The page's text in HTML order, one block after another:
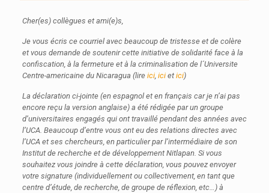
Cher(es) collègues et ami(e)s,
Je vous écris ce courriel avec beaucoup de tristesse et de colère
et vous demande de soutenir cette initiative de solidarité face à la
confiscation, à la fermeture et à la criminalisation de l´Universite
Centre-americaine du Nicaragua (lire ici, iciet ici)
La déclaration ci-jointe (en espagnol et en français car je n’ai pas
encore reçu la version anglaise) a été rédigée par un groupe
d’universitaires engagés qui ont travaillé pendant des années avec
l’UCA. Beaucoup d’entre vous ont eu des relations directes avec
l’UCA et ses chercheurs, en particulier par l’intermédiaire de son
Institut de recherche et de développement Nitlapan. Si vous
souhaitez vous joindre à cette déclaration, vous pouvez envoyer
votre signature (individuellement ou collectivement, en tant que
centre d’étude, de recherche, de groupe de réflexion, etc…) à